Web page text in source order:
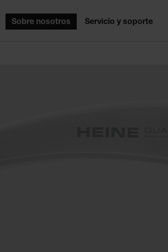
Sobre nosotros Servicio y soporte